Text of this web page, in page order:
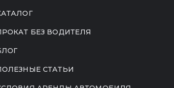
БЕЗ ВОДИТЕЛЯ
СТАТЬИ